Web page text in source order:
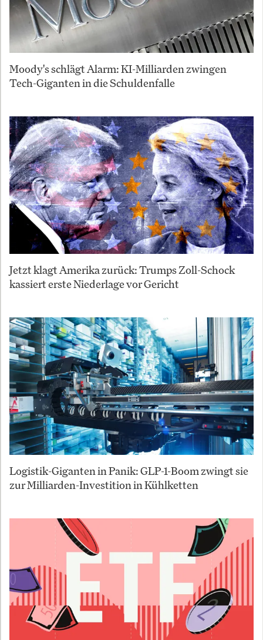
Moody's schlägt Alarm: KI-Milliarden zwingen
Tech-Giganten in die Schuldenfalle
Jetzt klagt Amerika zurück: Trumps Zoll-Schock
kassiert erste Niederlage vor Gericht
Logistik-Giganten in Panik: GLP-1-Boom zwingt sie
zur Milliarden-Investition in Kühlketten